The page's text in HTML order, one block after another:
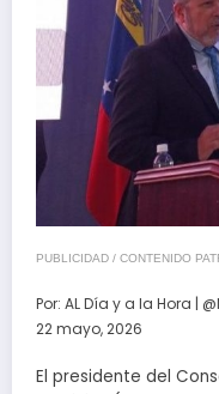
PUBLICIDAD / CONTENIDO
Por: AL Día y a la Hora |
22 mayo, 2026
El presidente del